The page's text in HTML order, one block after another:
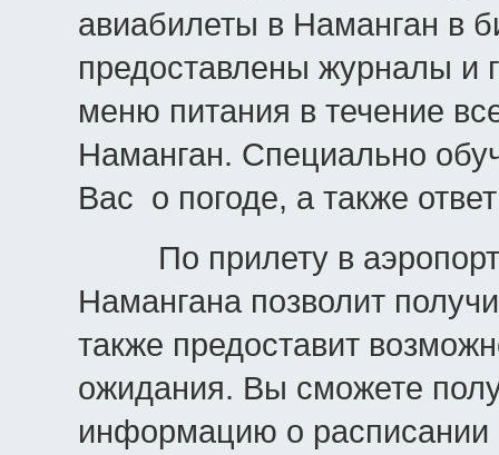
авиабилеты в Наманган в
предоставлены журналы и
меню питания в течение
Наманган. Специально
Вас о погоде, а также
По прилету в аэропорт
Намангана позволит
также предоставит
ожидания. Вы сможете
информацию о расписании